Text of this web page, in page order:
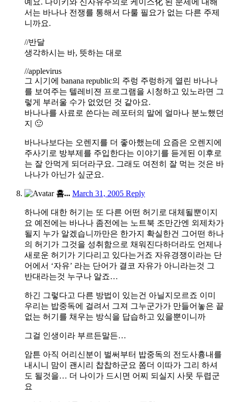
예요. 나이키와 신자유주의로 케이스化 된 문제에 대해
서는 바나나 전쟁를 통해서 다룰 필요가 없는 다른 주제
니까요.
//반달
생각하시는 바, 뜻하는 대로
//applevirus
그 시기에 banana republic의 주렁 주렁하게 열린 바나나
를 보여주는 텔레비젼 프로그램을 시청하고 있노라면 그
렇게 부러울 수가 없었던 것 같아요.
바나나를 사료로 쓴다는 레포터의 말에 얼마나 분노했던
지 🙂
바나나보다는 오렌지를 더 좋아했는데 요즘은 오렌지에
주사기로 방부제를 주입한다는 이야기를 듣게된 이후로
는 잘 안먹게 되더라구요. 그래도 여전히 잘 먹는 것은 바
나나가 아닌가 싶군요.
흠... March 31, 20059:05
Reply
하나에 대한 허기는 또 다른 어떤 허기로 대체될뿐이지
요 예전에는 바나나 좀전에는 노트북 조만간엔 외제차가
될지 누가 알겠습니까만은 한가지 확실한건 그어떤 하나
의 허기가 그것을 성취함으로 채워진다하더라도 언제나
새로운 허기가 기다리고 있다는거죠 자유경쟁이라는 단
어에서 ‘자유’ 라는 단어가 결코 자유가 아니라는것 그
반대라는것 누구나 알죠…
하긴 그렇다고 다른 방법이 있는건 아닐지모르죠 이미
우리는 밥중독에 걸려서 그져 그누군가가 만들어놓은 끝
없는 허기를 채우는 방식을 답습하고 있을뿐이니까
그걸 인생이라 부르든말든…
암튼 아직 어리신분이 벌써부터 밥중독의 전도사흉내를
내시니 맘이 괜시리 찹찹하군요 쫌더 이따가 그리 하셔
도 될것을… 더 나이가 드시면 어찌 되실지 사뭇 두렵군
요